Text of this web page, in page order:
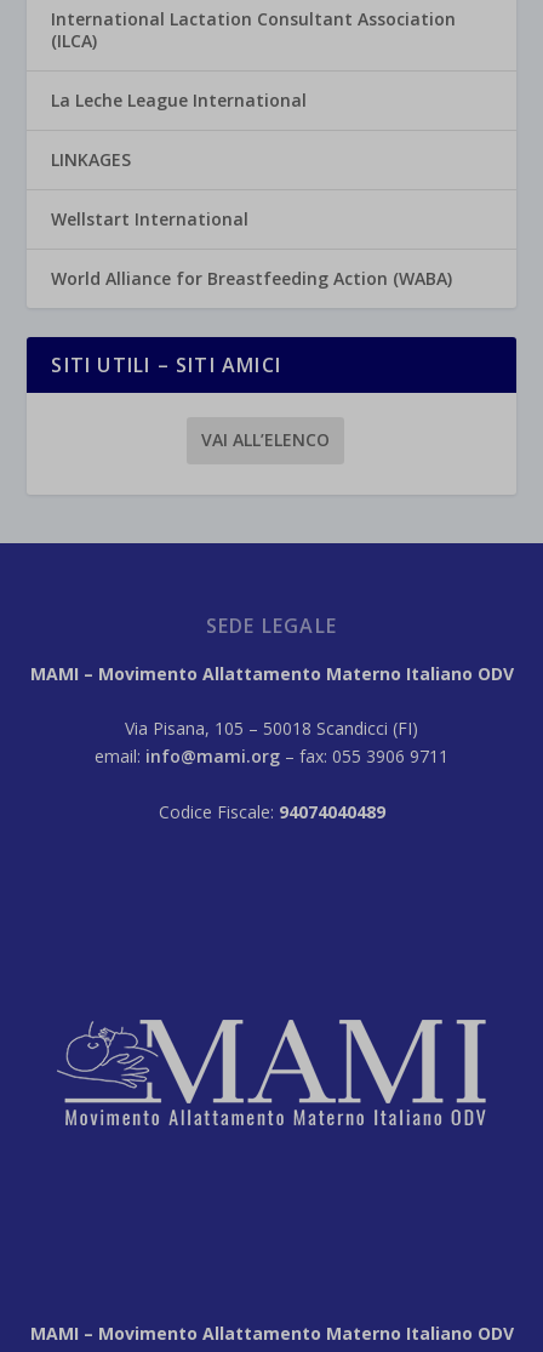
International Lactation Consultant Association
(ILCA)
La Leche League International
LINKAGES
Wellstart International
World Alliance for Breastfeeding Action (WABA)
SITI UTILI – SITI AMICI
VAI ALL’ELENCO
SEDE LEGALE
MAMI – Movimento Allattamento Materno Italiano ODV
Via Pisana, 105 – 50018 Scandicci (FI)
email: info@mami.org – fax: 055 3906 9711
Codice Fiscale: 94074040489
MAMI – Movimento Allattamento Materno Italiano ODV